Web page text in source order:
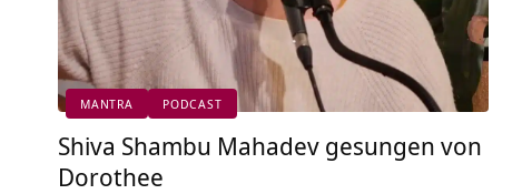
MANTRA PODCAST
Shiva Shambu Mahadev gesungen von
Dorothee